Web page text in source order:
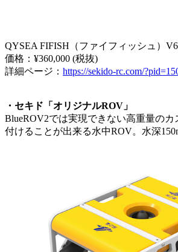
QYSEA FIFISH（ファイフィッシュ）
価格：¥360,000 (税抜)
詳細ページ： https://sekido-rc.com/
・セキド「オリジナルROV」
BlueROV2では実現できない高重量のカ
付けることが出来る水中ROV。水深